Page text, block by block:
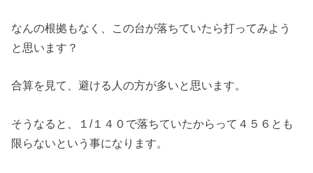
なんの根拠もなく、この台が落ちていたら打ってみよう
と思います？
合算を見て、避ける人の方が多いと思います。
そうなると、１/１４０で落ちていたからって４５６とも
限らないという事になります。